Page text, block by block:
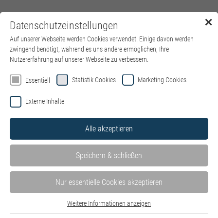
Menü
Willkommen auf der Jobbörse von
kbo – Kliniken des Bezirks
Oberbayern
Hier finden Sie alle Stellenangebote in unseren Kliniken und
Einrichtungen – wohnortnah in ganz Oberbayern. Mit Klick auf
die einzelnen Kliniken können Sie die dort ausgeschriebenen
Stellenangebote ganz einfach filtern.
Stellen der IT des Bezirks Oberbayern GmbH finden Sie hier auf
Website der IT.
Wir freuen uns über Ihre Bewerbung – unabhängig von Ihrer
kulturellen und sozialen Herkunft, von Alter, Religion,
✕
Datenschutzeinstellungen
Auf unserer Webseite werden Cookies verwendet. Einige davon werden
zwingend benötigt, während es uns andere ermöglichen, Ihre
Nutzererfahrung auf unserer Webseite zu verbessern.
Essentiell Statistik Cookies Marketing Cookies
Externe Inhalte
Alle akzeptieren
Speichern & schließen
Nur essentielle Cookies akzeptieren
Weitere Informationen anzeigen